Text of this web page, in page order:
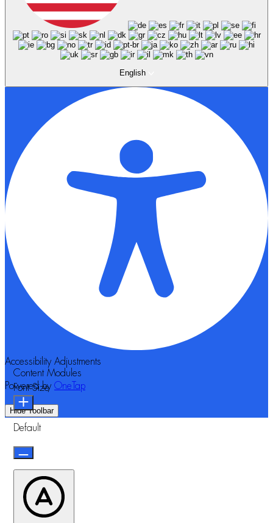
English
Accessibility Adjustments
Powered by OneTap
Hide Toolbar
Content Modules
Font Size
Default